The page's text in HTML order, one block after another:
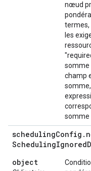
nœud
termes,
les
somme
champ
somme
schedulingConfig .
SchedulingIgnored
object